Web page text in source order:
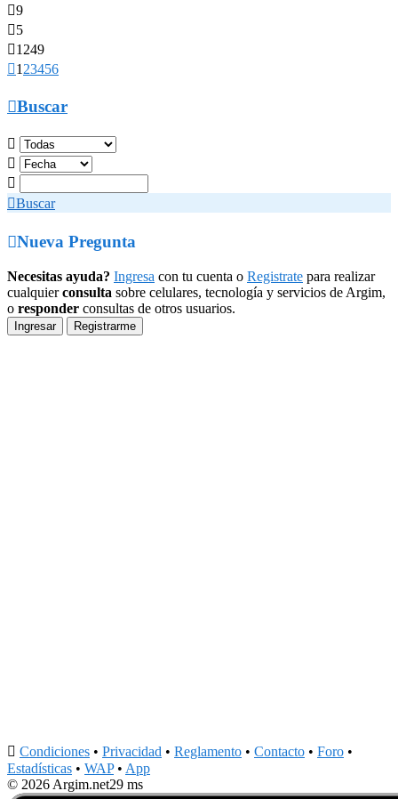
9
5
1249
1 23456
Buscar



Buscar
Nueva Pregunta
Necesitas ayuda? Ingresa con tu cuenta o Registrate para realizar
cualquierconsulta sobre celulares, tecnología y servicios de Argim,
o responder consultas de otros usuarios.
Ingresar Registrarme
 Condiciones • Privacidad • Reglamento • Contacto • Foro •
Estadísticas • WAP• App
© 2026 Argim.net29 ms